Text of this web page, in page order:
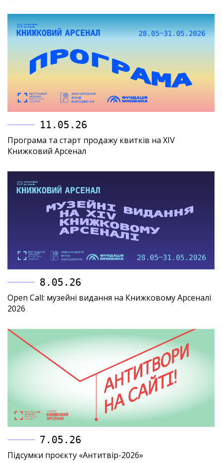
11.05.26
Програма та старт продажу квитків на XIV
Книжковий Арсенал
8.05.26
Open Call: музейні видання на Книжковому Арсеналі
2026
7.05.26
Підсумки проєкту «Антитвір-2026»